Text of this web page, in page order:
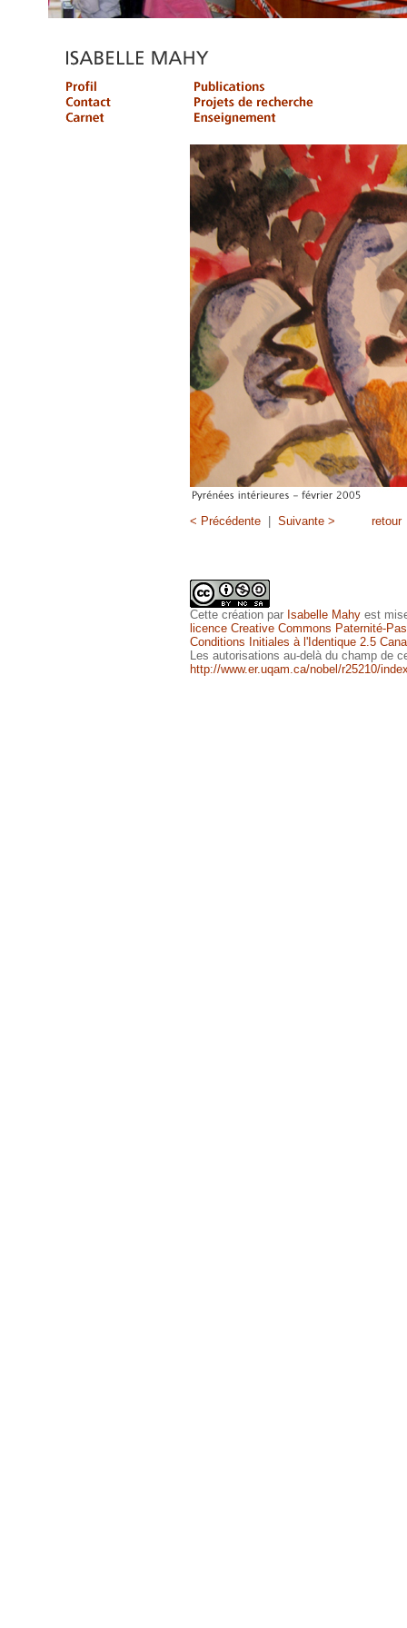
< Précédente Suivante > retour
Cette création par Isabelle Mahy est
licence Creative Commons Paternité-
Conditions Initiales à l'Identique 2.5
Les autorisations au-delà du champ de
http://www.er.uqam.ca/nobel/r25210/